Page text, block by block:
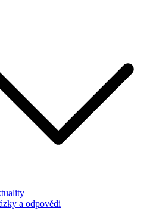
a odpovědi